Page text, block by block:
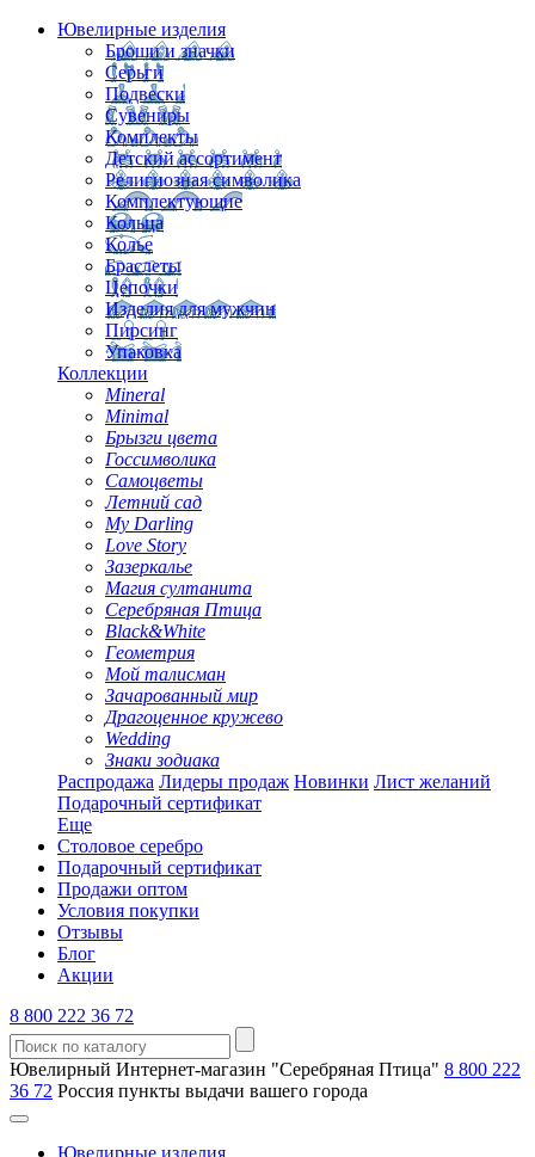
Ювелирные изделия
Броши и значки
Серьги
Подвески
Сувениры
Комплекты
Детский ассортимент
Религиозная символика
Комплектующие
Кольца
Колье
Браслеты
Цепочки
Изделия для мужчин
Пирсинг
Упаковка
Коллекции
Mineral
Minimal
Брызги цвета
Госсимволика
Самоцветы
Летний сад
My Darling
Love Story
Зазеркалье
Магия султанита
Серебряная Птица
Black&White
Геометрия
Мой талисман
Зачарованный мир
Драгоценное кружево
Wedding
Знаки зодиака
Распродажа Лидеры продаж Новинки Лист желаний
Подарочный сертификат
Еще
Столовое серебро
Подарочный сертификат
Продажи оптом
Условия покупки
Отзывы
Блог
Акции
8 800 222 36 72
Ювелирный Интернет-магазин "Серебряная Птица" 8 800 222
36 72 Россия пункты выдачи вашего города
Ювелирные изделия